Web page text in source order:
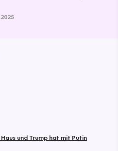
und Trump hat mit Putin